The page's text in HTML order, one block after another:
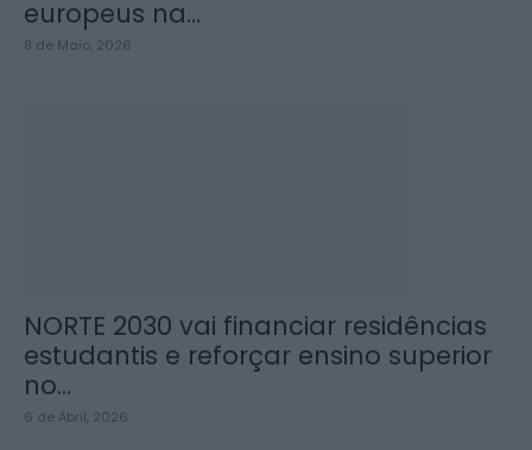
europeus na...
8 de Maio, 2026
NORTE 2030 vai financiar residências
estudantis e reforçar ensino superior
no...
6 de Abril, 2026